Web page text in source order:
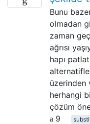
Bunu
olmadan
zaman
ağrısı
hapı
üzerinden
herhangi
çözüm
9